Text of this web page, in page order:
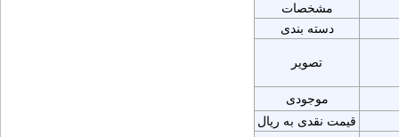
مشخصات
دسته بندی
تصویر
موجودی
قیمت نقدی به ریال